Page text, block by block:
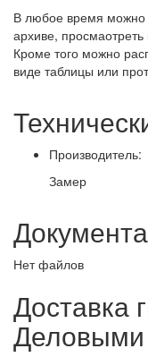
В любое время можно
архиве,
Кроме того можно
виде таблицы или
Производитель:
Замер
Нет файлов
Доставка